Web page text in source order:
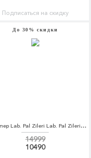
Подписаться на скидку
До 30% скидки
Джемпер Lab. Pal Zileri Lab. Pal Zileri LA059EMCEJL7
14999
10490